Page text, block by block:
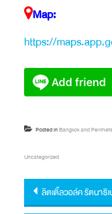
Map:
https://
Posted inBangkok and
Uncategorized
Post
ลิตเติ้ลวอล์ค รัตนาธิ